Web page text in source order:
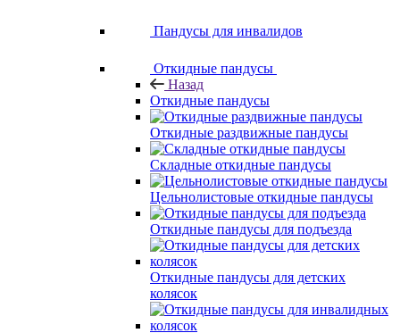
Пандусы для инвалидов
Откидные пандусы
Назад
Откидные пандусы
Откидные раздвижные пандусы
Складные откидные пандусы
Цельнолистовые откидные пандусы
Откидные пандусы для подъезда
Откидные пандусы для детских
колясок